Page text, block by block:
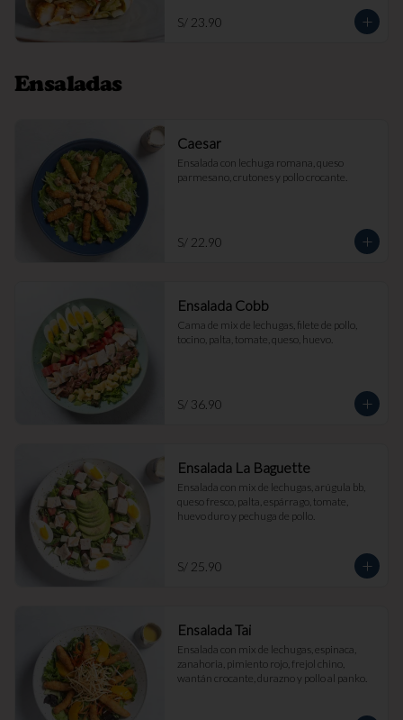
S/ 23.90
Ensaladas
Caesar
Ensalada con lechuga romana, queso
parmesano, crutones y pollo crocante.
S/ 22.90
Ensalada Cobb
Cama de mix de lechugas, filete de pollo,
tocino, palta, tomate, queso, huevo.
S/ 36.90
Ensalada La Baguette
Ensalada con mix de lechugas, arúgula bb,
queso fresco, palta, espárrago, tomate,
huevo duro y pechuga de pollo.
S/ 25.90
Ensalada Tai
Ensalada con mix de lechugas, espinaca,
zanahoria, pimiento rojo, frejol chino,
wantán crocante, durazno y pollo al panko.